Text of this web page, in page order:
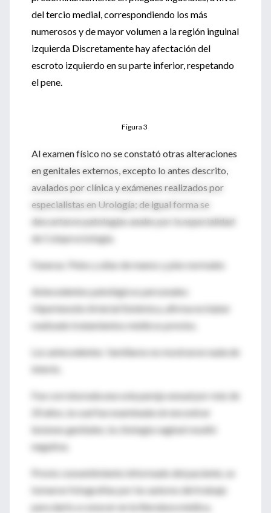
del tercio medial, correspondiendo los más
numerosos y de mayor volumen a la región inguinal
izquierda Discretamente hay afectación del
escroto izquierdo en su parte inferior, respetando
el pene.
Figura 3
Al examen físico no se constató otras alteraciones
en genitales externos, excepto lo antes descrito,
avalados por clínica y exámenes realizados por
especialistas en Urología; de igual forma se
descartaron patologías anales por la especialidad
de Coloproctología.
Faneras: Pelos y uñas de manos y pies normales
Antecedentes patológicos personales:
Hipertensión Arterial Sistémica, afirma no haber
realizado tratamientos médicos previos.
Los antecedentes familiares no mostraron nada de
interés.
Fue corroborada una sola pareja sexual por más de
20 años, la cual fue examinada sin encontrar
lesiones genitales; la citología vaginal resultó
negativa.
Previo consentimiento informado del paciente, se
tomaron fotografías por los autores del trabajo
para darlo a conocer en la literatura médica,